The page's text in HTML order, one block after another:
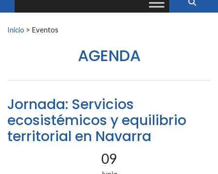
Buscar:
Inicio > Eventos
AGENDA
Jornada: Servicios
ecosistémicos y equilibrio
territorial en Navarra
09